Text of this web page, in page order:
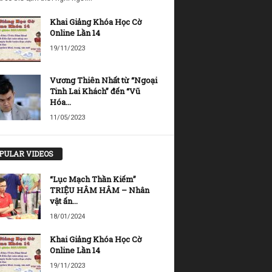
Khai Giảng Khóa Học Cờ
Online Lần 14
19/11/2023
Vương Thiên Nhất từ “Ngoại
Tinh Lai Khách” đến “Vũ
Hóa...
11/05/2023
VIDEOS
“Lục Mạch Thần Kiếm”
TRIỆU HÂM HÂM – Nhân
vật ấn...
18/01/2024
Khai Giảng Khóa Học Cờ
Online Lần 14
19/11/2023